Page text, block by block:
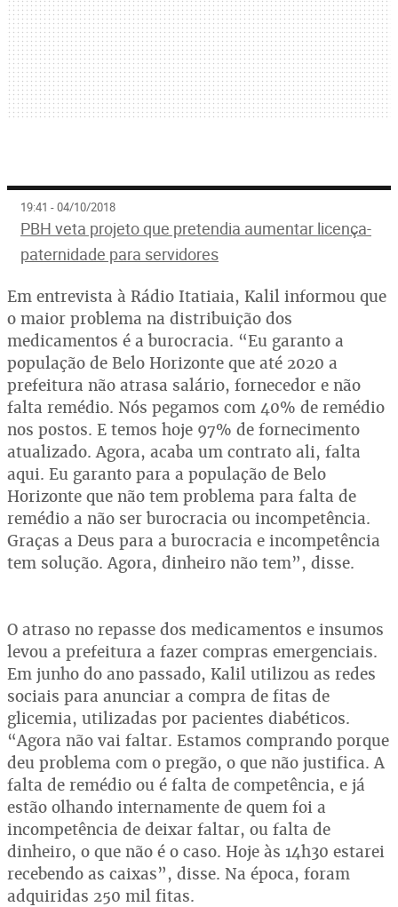
19:41 - 04/10/2018
PBH veta projeto que pretendia aumentar licença-
paternidade para servidores
Em entrevista à Rádio Itatiaia, Kalil informou que
o maior problema na distribuição dos
medicamentos é a burocracia. “Eu garanto a
população de Belo Horizonte que até 2020 a
prefeitura não atrasa salário, fornecedor e não
falta remédio. Nós pegamos com 40% de remédio
nos postos. E temos hoje 97% de fornecimento
atualizado. Agora, acaba um contrato ali, falta
aqui. Eu garanto para a população de Belo
Horizonte que não tem problema para falta de
remédio a não ser burocracia ou incompetência.
Graças a Deus para a burocracia e incompetência
tem solução. Agora, dinheiro não tem”, disse.
O atraso no repasse dos medicamentos e insumos
levou a prefeitura a fazer compras emergenciais.
Em junho do ano passado, Kalil utilizou as redes
sociais para anunciar a compra de fitas de
glicemia, utilizadas por pacientes diabéticos.
“Agora não vai faltar. Estamos comprando porque
deu problema com o pregão, o que não justifica. A
falta de remédio ou é falta de competência, e já
estão olhando internamente de quem foi a
incompetência de deixar faltar, ou falta de
dinheiro, o que não é o caso. Hoje às 14h30 estarei
recebendo as caixas”, disse. Na época, foram
adquiridas 250 mil fitas.